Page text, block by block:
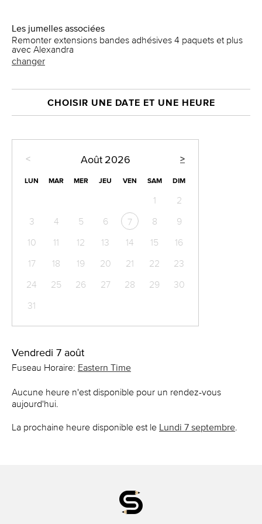
Les jumelles associées
Remonter extensions bandes adhésives 4 paquets et plus
avec Alexandra
changer
CHOISIR UNE DATE ET UNE HEURE
< >
Août 2026
LUN MAR MER JEU VEN SAM DIM
1
2
3
4 5 6 7 8
9
10
11 12 13 14 15
16
17
18 19 20 21 22
23
24
25 26 27 28 29
30
31
Vendredi 7 août
Fuseau Horaire: Eastern Time
Aucune heure n'est disponible pour un rendez-vous
aujourd'hui.
La prochaine heure disponible est le Lundi 7 septembre.